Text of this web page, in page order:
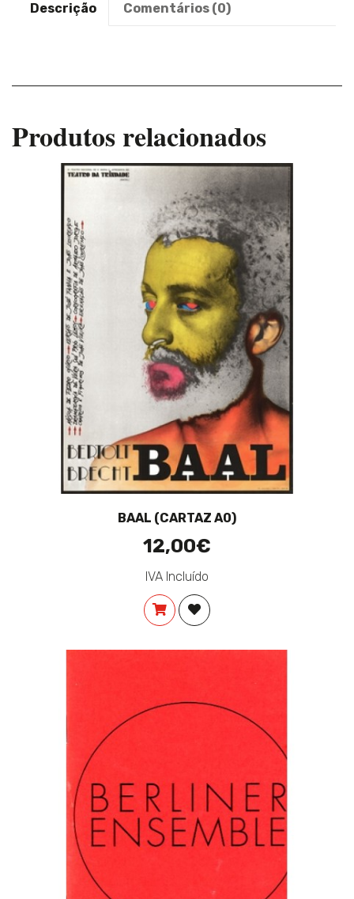
Descrição Comentários (0)
Produtos relacionados
BAAL (CARTAZ A0)
12,00€
IVA Incluído
COMPRARADICIONAR À LISTA DE